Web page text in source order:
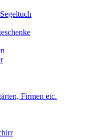
Firmen etc.